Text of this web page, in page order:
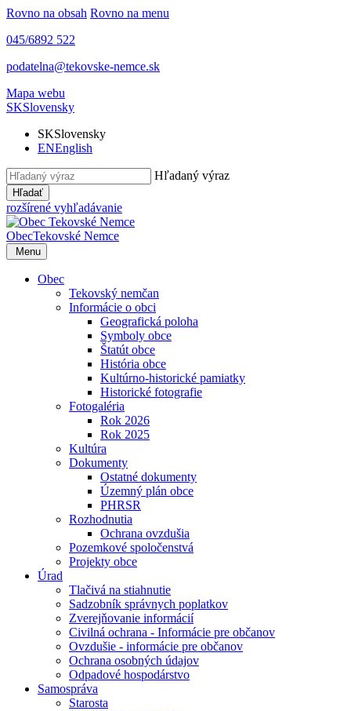
Rovno na obsah Rovno na menu
045/6892 522
podatelna@tekovske-nemce.sk
Mapa webu
SKSlovensky
SKSlovensky
ENEnglish
Hľadaný výraz
Hľadať
rozšírené vyhľadávanie
ObecTekovské Nemce
Menu
Obec
Tekovský nemčan
Informácie o obci
Geografická poloha
Symboly obce
Štatút obce
História obce
Kultúrno-historické pamiatky
Historické fotografie
Fotogaléria
Rok 2026
Rok 2025
Kultúra
Dokumenty
Ostatné dokumenty
Územný plán obce
PHRSR
Rozhodnutia
Ochrana ovzdušia
Pozemkové spoločenstvá
Projekty obce
Úrad
Tlačivá na stiahnutie
Sadzobník správnych poplatkov
Zverejňovanie informácií
Civilná ochrana - Informácie pre občanov
Ovzdušie - informácie pre občanov
Ochrana osobných údajov
Odpadové hospodárstvo
Samospráva
Starosta